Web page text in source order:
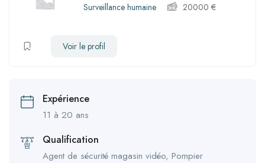
Surveillance humaine 20000 €
Voir le profil
Expérience
11 à 20 ans
Qualification
Agent de sécurité magasin vidéo, Pompier